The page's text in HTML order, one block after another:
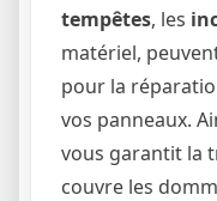
tempêtes, les
matériel,
pour la
vos panneaux.
vous garantit la
couvre les